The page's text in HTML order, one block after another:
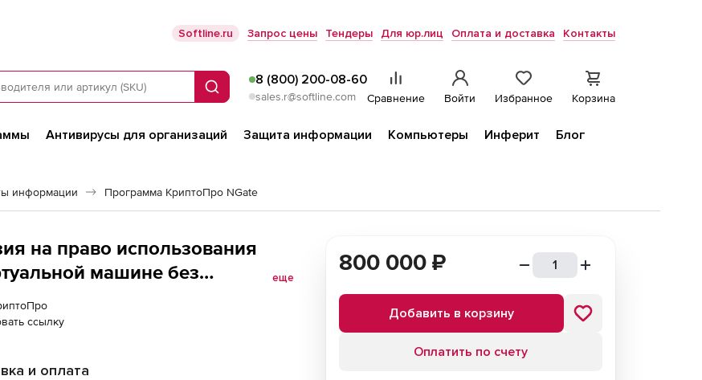
Softline.ru Запрос цены Тендеры Для юр.лиц Оплата и доставка Контакты
Поиск
8 (800) 200-08-60
sales.r@softline.com Сравнение Войти Избранное Корзина
Антивирусы для организаций Защита информации Компьютеры Инферит
Блог
информации Программа КриптоПро NGate
на право использования
машине без
ядер
еще
ссылку
и оплата
800 000 ₽
Добавить в корзину
Оплатить по счету